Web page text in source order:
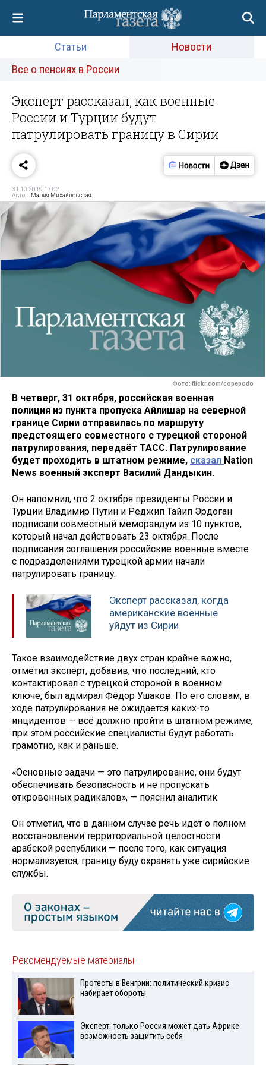
Статьи
Новости
Все о пенсиях в России
Эксперт рассказал, как военные
России и Турции будут
патрулировать границу в Сирии
31.10.2019 17:02
Автор: Мария Михайловская
Фото: flickr.com/copepodo
В четверг, 31 октября, российская военная
полиция из пункта пропуска Айлишар на северной
границе Сирии отправилась по маршруту
предстоящего совместного с турецкой стороной
патрулирования, передаёт ТАСС. Патрулирование
будет проходить в штатном режиме, сказал Nation
News военный эксперт Василий Дандыкин.
Он напомнил, что 2 октября президенты России и
Турции Владимир Путин и Реджип Тайип Эрдоган
подписали совместный меморандум из 10 пунктов,
который начал действовать 23 октября. После
подписания соглашения российские военные вместе
с подразделениями турецкой армии начали
патрулировать границу.
Эксперт рассказал, когда
американские военные
уйдут из Сирии
Такое взаимодействие двух стран крайне важно,
отметил эксперт, добавив, что последний, кто
контактировал с турецкой стороной в военном
ключе, был адмирал Фёдор Ушаков. По его словам, в
ходе патрулирования не ожидается каких-то
инцидентов — всё должно пройти в штатном режиме,
при этом российские специалисты будут работать
грамотно, как и раньше.
«Основные задачи — это патрулирование, они будут
обеспечивать безопасность и не пропускать
откровенных радикалов», — пояснил аналитик.
Он отметил, что в данном случае речь идёт о полном
восстановлении территориальной целостности
арабской республики — после того, как ситуация
нормализуется, границу буду охранять уже сирийские
службы.
Рекомендуемые материалы
Протесты в Венгрии: политический кризис
набирает обороты
Эксперт: только Россия может дать Африке
возможность защитить себя